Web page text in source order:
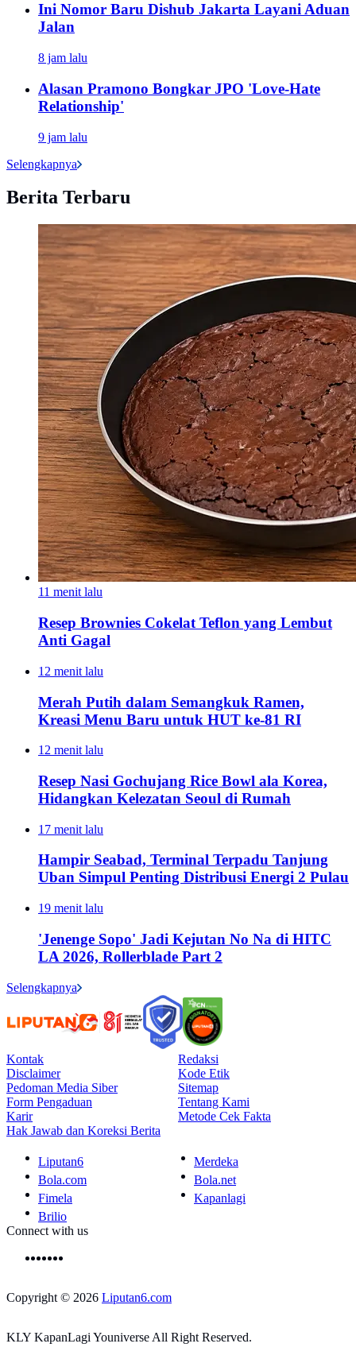
Ini Nomor Baru Dishub Jakarta Layani Aduan
Jalan
8 jam lalu
Alasan Pramono Bongkar JPO 'Love-Hate
Relationship'
9 jam lalu
Selengkapnya
Berita Terbaru
11 menit lalu
Resep Brownies Cokelat Teflon yang Lembut
Anti Gagal
12 menit lalu
Merah Putih dalam Semangkuk Ramen,
Kreasi Menu Baru untuk HUT ke-81 RI
12 menit lalu
Resep Nasi Gochujang Rice Bowl ala Korea,
Hidangkan Kelezatan Seoul di Rumah
17 menit lalu
Hampir Seabad, Terminal Terpadu Tanjung
Uban Simpul Penting Distribusi Energi 2 Pulau
19 menit lalu
'Jenenge Sopo' Jadi Kejutan No Na di HITC
LA 2026, Rollerblade Part 2
Selengkapnya
Kontak
Redaksi
Disclaimer
Kode Etik
Pedoman Media Siber
Sitemap
Form Pengaduan
Tentang Kami
Karir
Metode Cek Fakta
Hak Jawab dan Koreksi Berita
Liputan6
Merdeka
Bola.com
Bola.net
Fimela
Kapanlagi
Brilio
Connect with us
Copyright © 2026 Liputan6.com
KLY KapanLagi Youniverse All Right Reserved.